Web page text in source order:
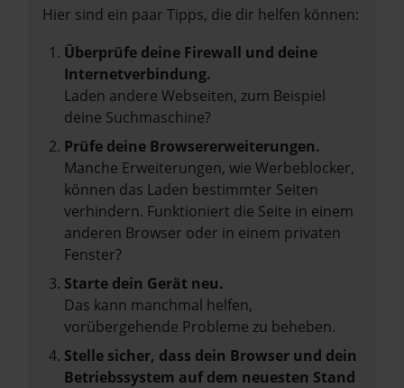
Hier sind ein paar Tipps, die dir helfen können:
Überprüfe deine Firewall und deine
Internetverbindung.
Laden andere Webseiten, zum Beispiel
deine Suchmaschine?
Prüfe deine Browsererweiterungen.
Manche Erweiterungen, wie Werbeblocker,
können das Laden bestimmter Seiten
verhindern. Funktioniert die Seite in einem
anderen Browser oder in einem privaten
Fenster?
Starte dein Gerät neu.
Das kann manchmal helfen,
vorübergehende Probleme zu beheben.
Stelle sicher, dass dein Browser und dein
Betriebssystem auf dem neuesten Stand